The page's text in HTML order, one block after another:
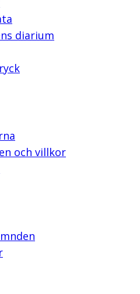
diarium
och villkor